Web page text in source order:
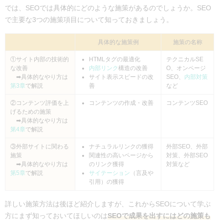
では、SEOでは具体的にどのような施策があるのでしょうか。SEO
で主要な3つの施策項目について知っておきましょう。
具体的な施策例 施策の名称
①サイト内部の技術的
な改善
➡具体的なやり方は
第3章で解説
HTMLタグの最適化
内部リンク構造の改善
サイト表示スピードの改
善
テクニカルSE
O、オンページ
SEO、 内部対策
など
②コンテンツ評価を上
げるための施策
➡具体的なやり方は
第4章で解説
コンテンツの作成・改善 コンテンツSEO
③外部サイトに関わる
施策
➡具体的なやり方は
第5章で解説
ナチュラルリンクの獲得
関連性の高いページから
のリンク獲得
サイテーション （言及や
引用）の獲得
外部SEO、外部
対策、外部SEO
対策など
詳しい施策方法は後ほど紹介しますが、これからSEOについて学ぶ
方にまず知っておいてほしいのはSEOで成果を出すにはどの施策も